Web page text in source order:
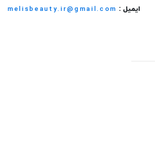
ایمیل : melisbeauty.ir@gmail.com